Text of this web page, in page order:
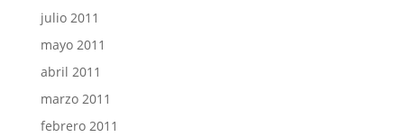
julio 2011
mayo 2011
abril 2011
marzo 2011
febrero 2011